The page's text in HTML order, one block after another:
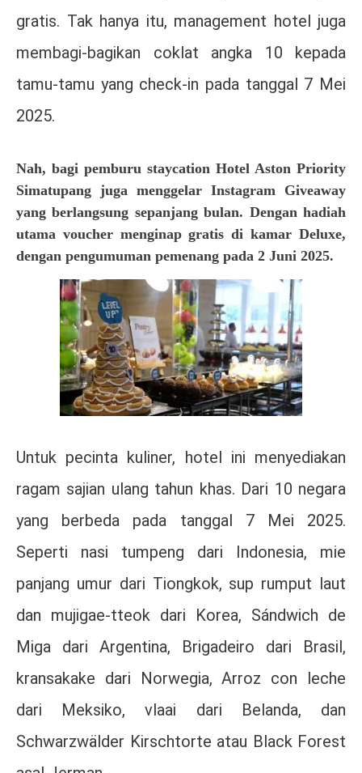
gratis. Tak hanya itu, management hotel juga
membagi-bagikan coklat angka 10 kepada
tamu-tamu yang check-in pada tanggal 7 Mei
2025.
Nah, bagi pemburu staycation Hotel Aston Priority
Simatupang juga menggelar Instagram Giveaway
yang berlangsung sepanjang bulan. Dengan hadiah
utama voucher menginap gratis di kamar Deluxe,
dengan pengumuman pemenang pada 2 Juni 2025.
Untuk pecinta kuliner, hotel ini menyediakan
ragam sajian ulang tahun khas. Dari 10 negara
yang berbeda pada tanggal 7 Mei 2025.
Seperti nasi tumpeng dari Indonesia, mie
panjang umur dari Tiongkok, sup rumput laut
dan mujigae-tteok dari Korea, Sándwich de
Miga dari Argentina, Brigadeiro dari Brasil,
kransakake dari Norwegia, Arroz con leche
dari Meksiko, vlaai dari Belanda, dan
Schwarzwälder Kirschtorte atau Black Forest